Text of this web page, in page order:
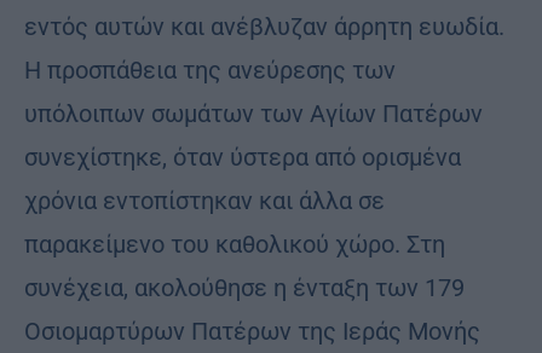
εντός αυτών και ανέβλυζαν άρρητη ευωδία.
Η προσπάθεια της ανεύρεσης των
υπόλοιπων σωμάτων των Αγίων Πατέρων
συνεχίστηκε, όταν ύστερα από ορισμένα
χρόνια εντοπίστηκαν και άλλα σε
παρακείμενο του καθολικού χώρο. Στη
συνέχεια, ακολούθησε η ένταξη των 179
Οσιομαρτύρων Πατέρων της Ιεράς Μονής